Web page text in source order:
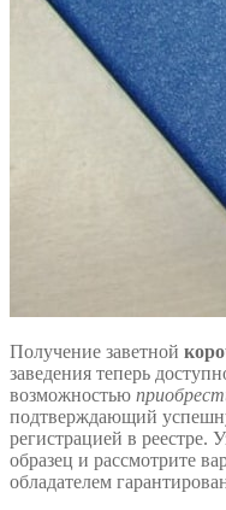
Получение заветной
заведения теперь
возможностью
подтверждающий
регистрацией в реестре.
образец и рассмотрите
обладателем